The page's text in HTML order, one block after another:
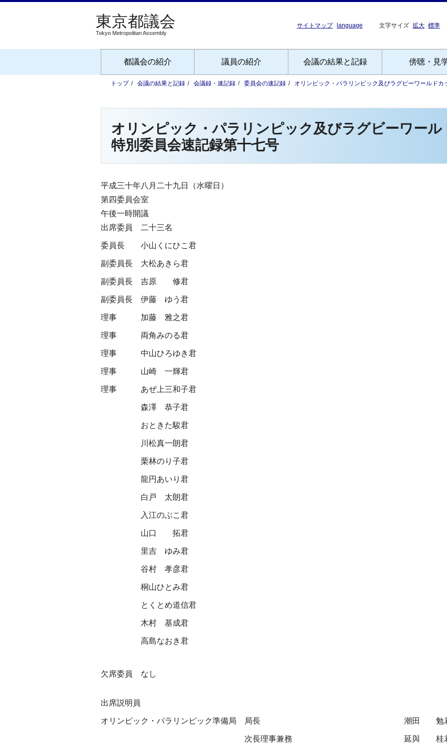
Tokyo Metropolitan Assembly
サイトマップ language 文字サイズ 拡大 標準
都議会の紹介 議員の紹介 会議の結果と記録 傍聴・見
トップ 会議の結果と記録 会議録・速記録 委員会の速記録 オリンピック・パラリンピック及びラグビーワールドカ
オリンピック・パラリンピック及びラグビーワール
特別委員会速記録第十七号
平成三十年八月二十九日（水曜日）
第四委員会室
午後一時開議
出席委員 二十三名
委員長 小山くにひこ君
副委員長 大松あきら君
副委員長 吉原 修君
副委員長 伊藤 ゆう君
理事 加藤 雅之君
理事 両角みのる君
理事 中山ひろゆき君
理事 山崎 一輝君
理事 あぜ上三和子君
森澤 恭子君
おときた駿君
川松真一朗君
栗林のり子君
龍円あいり君
白戸 太朗君
入江のぶこ君
山口 拓君
里吉 ゆみ君
谷村 孝彦君
桐山ひとみ君
とくとめ道信君
木村 基成君
高島なおき君
欠席委員 なし
出席説明員
オリンピック・パラリンピック準備局 局長 潮田 勉
次長理事兼務 延與 桂